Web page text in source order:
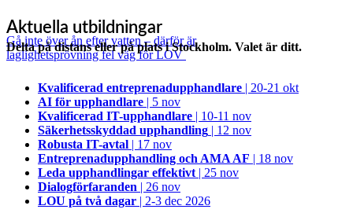
Gå inte över ån efter vatten – därför är
laglighetsprövning fel väg för LOV
Aktuella utbildningar
Delta på distans eller på plats i Stockholm. Valet är ditt.
Kvalificerad entreprenad­upphandlare | 20-21 okt
AI för upphandlare | 5 nov
Kvalificerad IT-upphandlare | 10-11 nov
Säkerhetsskyddad upphandling | 12 nov
Robusta IT-avtal | 17 nov
Entreprenadupphandling och AMA AF | 18 nov
Leda upphandlingar effektivt | 25 nov
Dialogförfaranden | 26 nov
LOU på två dagar | 2-3 dec 2026